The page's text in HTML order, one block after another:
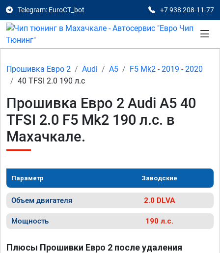
Telegram: EuroCT_bot +7 938 208-11-77
Прошивка Евро 2 Audi A5
F5 Mk2 - 2019 - 2020
40 TFSI 2.0 190 л.с
Прошивка Евро 2 Audi A5 40
TFSI 2.0 F5 Mk2 190 л.с. в
Махачкале.
Параметр Заводские
Объем двигателя 2.0 DLVA
Мощность 190 л.с.
Плюсы Прошивки Евро 2 после удаления